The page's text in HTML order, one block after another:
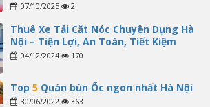
07/10/2025 2
Thuê Xe Tải Cắt Nóc Chuyên Dụng Hà
Nội – Tiện Lợi, An Toàn, Tiết Kiệm
04/12/2024 170
Top 5 Quán bún Ốc ngon nhất Hà Nội
30/06/2022 363